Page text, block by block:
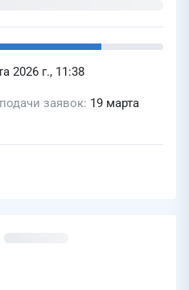
2026 г., 11:38
заявок 19 марта